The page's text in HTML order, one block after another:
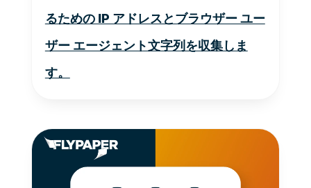
るための IP アドレスとブラウザー ユー
ザー エージェント文字列を収集しま
す。